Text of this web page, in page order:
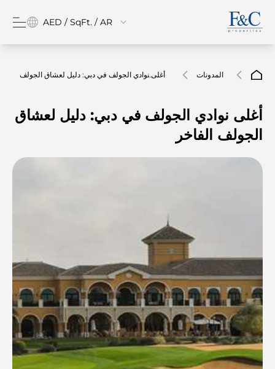
AED / SqFt. / AR
المدونات
أغلى نوادي الجولف في دبي: دليل لعشاق الجولف
أغلى نوادي الجولف في دبي: دليل لعشاق
الجولف الفاخر